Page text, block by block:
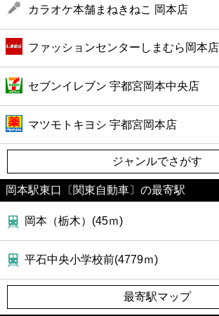
書店
ファミレス
ファーストフード
カフェ
ショッピング
病院
カラオケ本舗まねきねこ 岡本店
ファッションセンターしまむら岡本店
セブンイレブン 宇都宮岡本中央店
マツモトキヨシ 宇都宮岡本店
ジャンルでさがす
岡本駅東口〔関東自動車〕の最寄駅
岡本（栃木）(45ｍ)
平石中央小学校前(4779ｍ)
最寄駅マップ